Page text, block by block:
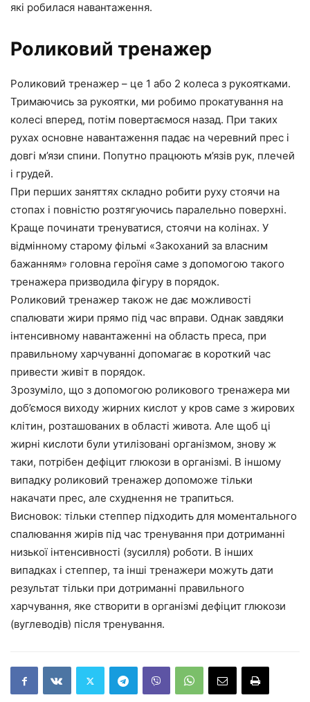
які робилася навантаження.
Роликовий тренажер
Роликовий тренажер – це 1 або 2 колеса з рукоятками.
Тримаючись за рукоятки, ми робимо прокатування на
колесі вперед, потім повертаємося назад. При таких
рухах основне навантаження падає на черевний прес і
довгі м’язи спини. Попутно працюють м’язів рук, плечей
і грудей.
При перших заняттях складно робити руху стоячи на
стопах і повністю розтягуючись паралельно поверхні.
Краще починати тренуватися, стоячи на колінах. У
відмінному старому фільмі «Закоханий за власним
бажанням» головна героїня саме з допомогою такого
тренажера призводила фігуру в порядок.
Роликовий тренажер також не дає можливості
спалювати жири прямо під час вправи. Однак завдяки
інтенсивному навантаженні на область преса, при
правильному харчуванні допомагає в короткий час
привести живіт в порядок.
Зрозуміло, що з допомогою роликового тренажера ми
доб’ємося виходу жирних кислот у кров саме з жирових
клітин, розташованих в області живота. Але щоб ці
жирні кислоти були утилізовані організмом, знову ж
таки, потрібен дефіцит глюкози в організмі. В іншому
випадку роликовий тренажер допоможе тільки
накачати прес, але схуднення не трапиться.
Висновок: тільки степпер підходить для моментального
спалювання жирів під час тренування при дотриманні
низької інтенсивності (зусилля) роботи. В інших
випадках і степпер, та інші тренажери можуть дати
результат тільки при дотриманні правильного
харчування, яке створити в організмі дефіцит глюкози
(вуглеводів) після тренування.